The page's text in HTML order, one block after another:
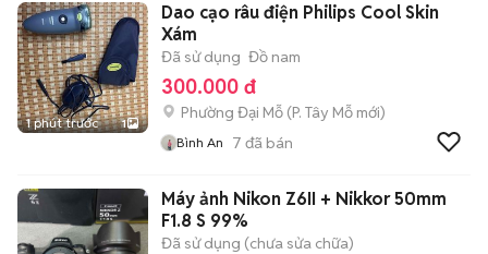
1 phút trước 1
Dao cạo râu điện Philips Cool Skin
Xám
Đã sử dụng Đồ nam
300.000 đ
Phường Đại Mỗ (P. Tây Mỗ mới)
Bình An 7 đã bán
Máy ảnh Nikon Z6II + Nikkor 50mm
F1.8 S 99%
Đã sử dụng (chưa sửa chữa)